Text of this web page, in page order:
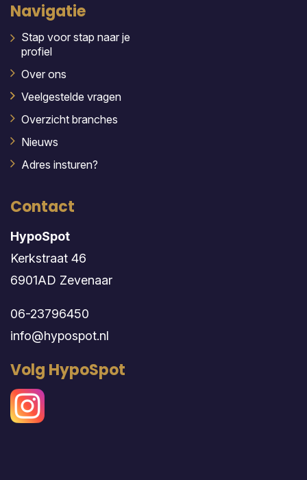
Navigatie
Stap voor stap naar je
profiel
Over ons
Veelgestelde vragen
Overzicht branches
Nieuws
Adres insturen?
Contact
HypoSpot
Kerkstraat 46
6901AD Zevenaar
06-23796450
info@hypospot.nl
Volg HypoSpot